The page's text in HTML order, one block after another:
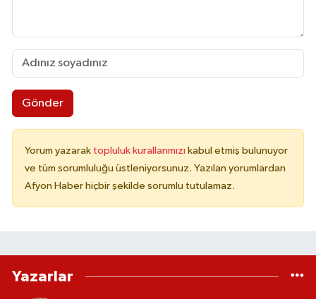
Gönder
Yorum yazarak topluluk kurallarımızı kabul etmiş bulunuyor
ve tüm sorumluluğu üstleniyorsunuz. Yazılan yorumlardan
Afyon Haber hiçbir şekilde sorumlu tutulamaz.
Yazarlar